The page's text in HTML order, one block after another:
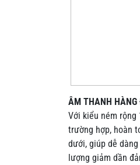
ÂM THANH
Với kiểu ném rộng
trường hợp, hoàn
dưới, giúp dễ
lượng giảm dần